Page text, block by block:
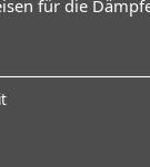
für die